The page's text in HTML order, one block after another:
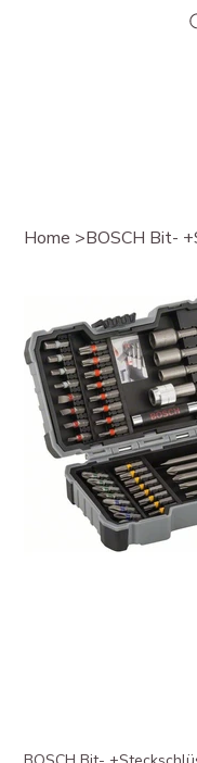
Home >BOSCH Bit-